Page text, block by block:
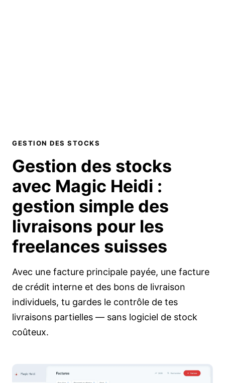
GESTION DES STOCKS
Gestion des stocks
avec Magic Heidi :
gestion simple des
livraisons pour les
freelances suisses
Avec une facture principale payée, une facture
de crédit interne et des bons de livraison
individuels, tu gardes le contrôle de tes
livraisons partielles — sans logiciel de stock
coûteux.